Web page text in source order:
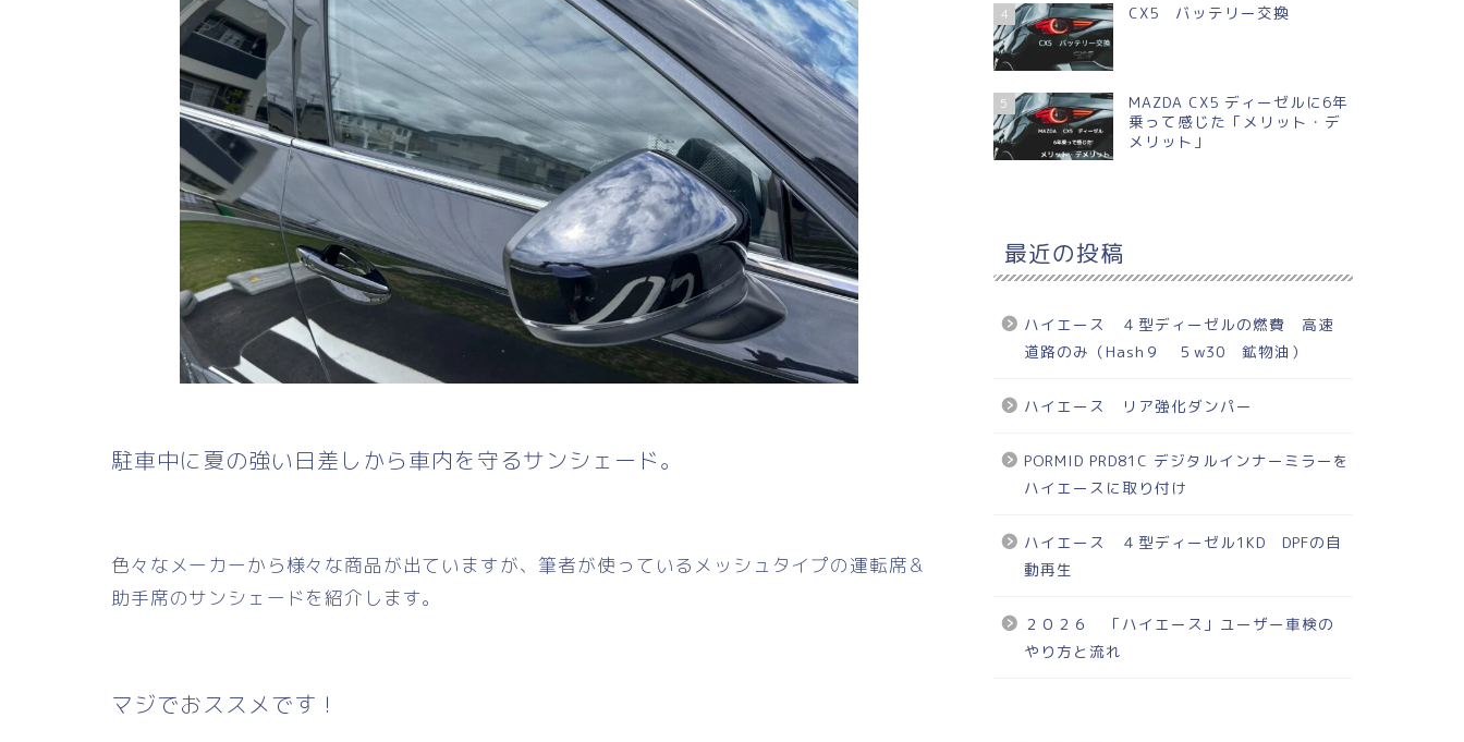
駐車中に夏の強い日差しから車内を守るサンシェード。
色々なメーカーから様々な商品が出ていますが、筆者が使っているメッシュタイプの運転席＆
助手席のサンシェードを紹介します。
マジでおススメです！
4 CX5 バッテリー交換
5
MAZDA CX5 ディーゼルに6年
乗って感じた「メリット・デ
メリット」
最近の投稿
ハイエース ４型ディーゼルの燃費 高速
道路のみ（Hash９ ５w30 鉱物油）
ハイエース リア強化ダンパー
PORMID PRD81C デジタルインナーミラーを
ハイエースに取り付け
ハイエース ４型ディーゼル1KD DPFの自
動再生
２０２６ 「ハイエース」ユーザー車検の
やり方と流れ